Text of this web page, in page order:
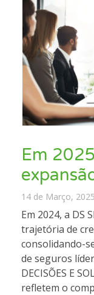
Em
14 de Março, 2025
Em 2024, a DS
trajetória de
consolidando-
de seguros
DECISÕES E
refletem o